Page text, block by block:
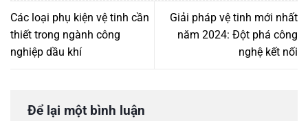
Các loại phụ kiện vệ tinh cần
thiết trong ngành công
nghiệp dầu khí
Giải pháp vệ tinh mới nhất
năm 2024: Đột phá công
nghệ kết nối
Để lại một bình luận